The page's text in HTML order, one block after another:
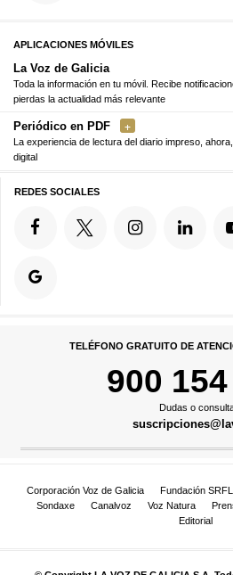
APLICACIONES MÓVILES
La Voz de Galicia
Toda la información en tu móvil. Recibe
pierdas la actualidad más relevante
Periódico en PDF
La experiencia de lectura del diario impreso,
digital
REDES SOCIALES
TELÉFONO GRATUITO DE
900
Dudas o
Corporación Voz de Galicia Fundación SRFL
Sondaxe
Canalvoz Voz Natura
Editorial